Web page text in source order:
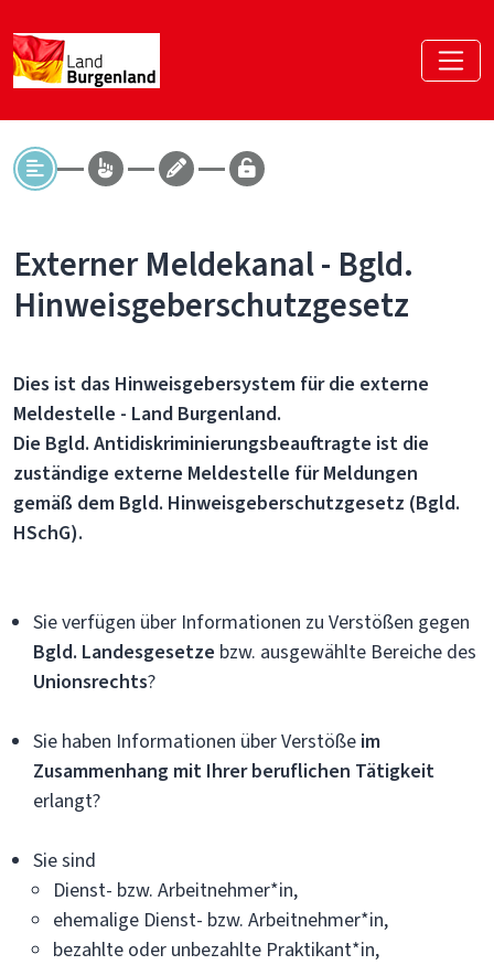
Externer Meldekanal - Bgld.
Hinweisgeberschutzgesetz
Dies ist das Hinweisgebersystem für die externe
Meldestelle - Land Burgenland.
Die Bgld. Antidiskriminierungsbeauftragte ist die
zuständige externe Meldestelle für Meldungen
gemäß dem Bgld. Hinweisgeberschutzgesetz (Bgld.
HSchG).
Sie verfügen über Informationen zu Verstößen gegen
Bgld. Landesgesetze bzw. ausgewählte Bereiche des
Unionsrechts?
Sie haben Informationen über Verstöße im
Zusammenhang mit Ihrer beruflichen Tätigkeit
erlangt?
Sie sind
Dienst- bzw. Arbeitnehmer*in,
ehemalige Dienst- bzw. Arbeitnehmer*in,
bezahlte oder unbezahlte Praktikant*in,